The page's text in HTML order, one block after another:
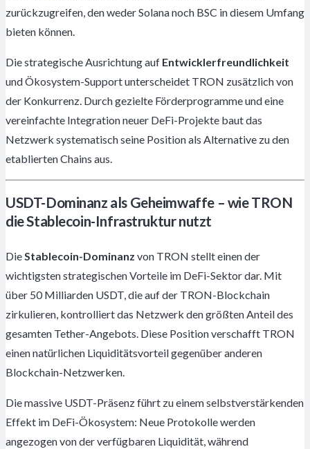
zurückzugreifen, den weder Solana noch BSC in diesem Umfang
bieten können.
Die strategische Ausrichtung auf Entwicklerfreundlichkeit
und Ökosystem-Support unterscheidet TRON zusätzlich von
der Konkurrenz. Durch gezielte Förderprogramme und eine
vereinfachte Integration neuer DeFi-Projekte baut das
Netzwerk systematisch seine Position als Alternative zu den
etablierten Chains aus.
USDT-Dominanz als Geheimwaffe – wie TRON
die Stablecoin-Infrastruktur nutzt
DieStablecoin-Dominanz von TRON stellt einen der
wichtigsten strategischen Vorteile im DeFi-Sektor dar. Mit
über 50 Milliarden USDT, die auf der TRON-Blockchain
zirkulieren, kontrolliert das Netzwerk den größten Anteil des
gesamten Tether-Angebots. Diese Position verschafft TRON
einen natürlichen Liquiditätsvorteil gegenüber anderen
Blockchain-Netzwerken.
Die massive USDT-Präsenz führt zu einem selbstverstärkenden
Effekt im DeFi-Ökosystem: Neue Protokolle werden
angezogen von der verfügbaren Liquidität, während